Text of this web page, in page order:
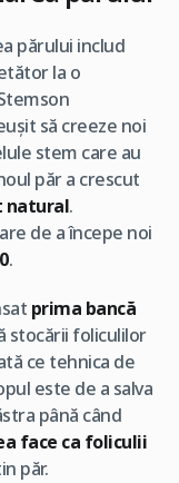
părului includ
la o
să creeze noi
stem care au
păr a crescut
natural.
de a începe noi
.
prima bancă
stocării foliculilor
ce tehnica de
este de a salva
până când
face ca foliculii
păr.